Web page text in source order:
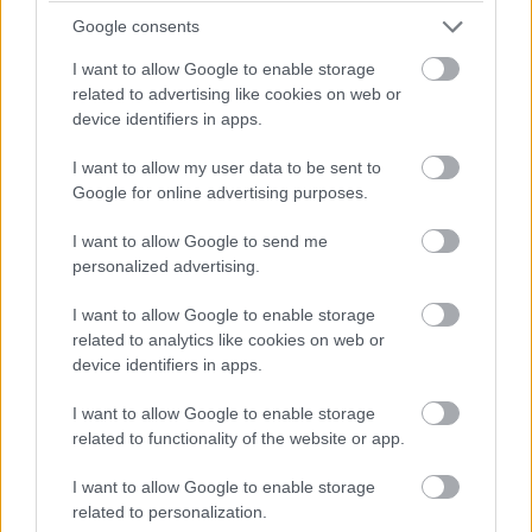
Google consents
I want to allow Google to enable storage
related to advertising like cookies on web or
device identifiers in apps.
I want to allow my user data to be sent to
Google for online advertising purposes.
I want to allow Google to send me
personalized advertising.
I want to allow Google to enable storage
related to analytics like cookies on web or
device identifiers in apps.
I want to allow Google to enable storage
related to functionality of the website or app.
I want to allow Google to enable storage
related to personalization.
sem vállal garanciáta vízkárokra, mondván, hogy a gyári
védelem a napi használat során szerzett sérülések miatt
csökkenhet. Így tehát ha vízbe pottyan a telefonunk,
marad a fizetős szerviz vagy a népi praktikák, az
utóbbiakkal viszont nem árt óvatosan eljárni a
cupertinóiak szerint.
A gyártó ugyanis
a témának szentelt támogatási oldalán
határozottan igyekszik lebeszélni az egyik leggyakrabban
bevetett módszerről, a készülék rizsbe tételétől. Ezzel az
erősen vitatott tanáccsal ugyan számos weboldalon és
fórumbejegyzésben találkozhatunk, ám az Apple úgy véli,
hogy a népi gyógyírral csak rontunk a helyzeten, mivel a
Erről egyébként magunk is meggyőződhetünk a rizs